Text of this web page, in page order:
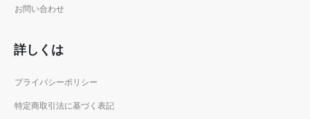
お問い合わせ
詳しくは
プライバシーポリシー
特定商取引法に基づく表記